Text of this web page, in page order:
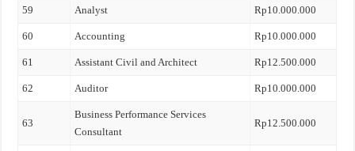
59 Analyst Rp10.000.000
60 Accounting Rp10.000.000
61 Assistant Civil and Architect Rp12.500.000
62 Auditor Rp10.000.000
63
Business Performance Services
Consultant
Rp12.500.000